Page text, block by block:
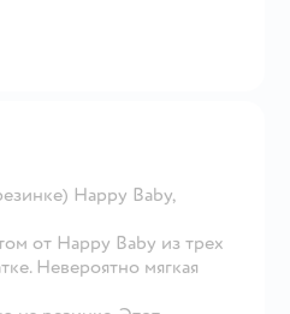
Happy Baby,
от Happy Baby из трех
Невероятно мягкая